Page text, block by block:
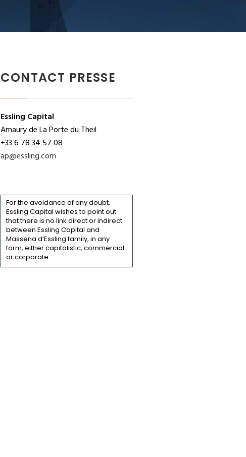
CONTACT PRESSE
Essling Capital
Amaury de La Porte du Theil
+33 6 78 34 57 08
ap@essling.com
For the avoidance of any doubt,
Essling Capital wishes to point out
that there is no link direct or indirect
between Essling Capital and
Massena d’Essling family, in any
form, either capitalistic, commercial
or corporate.